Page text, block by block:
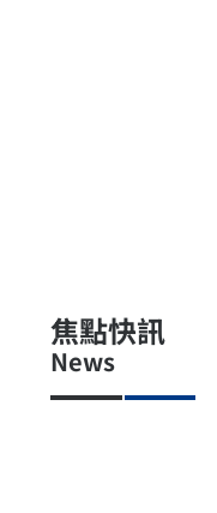
焦點快訊
News